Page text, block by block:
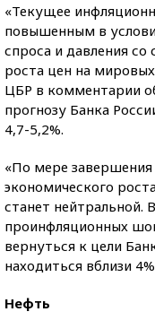
«Текущее
повышенным в
спроса и давления со
роста цен на
ЦБР в комментарии
прогнозу Банка
4,7-5,2%.
«По мере
экономического
станет нейтральной.
проинфляционных
вернуться к цели
находиться вблизи
Нефть